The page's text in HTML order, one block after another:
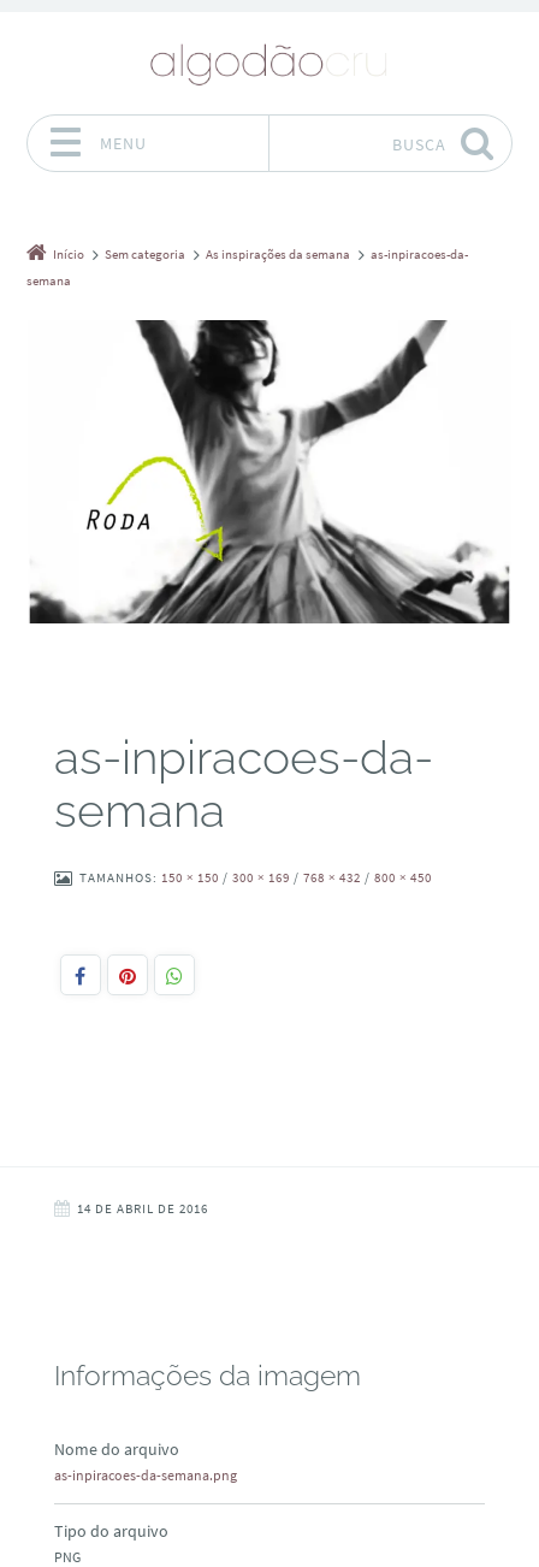
MENU BUSCA
Início Sem categoria As inspirações da semana
as-inpiracoes-da-
semana
as-inpiracoes-da-
semana
TAMANHOS: 150 × 150 / 300 × 169 / 768 × 432 / 800 × 450
14 DE ABRIL DE 2016
Informações da imagem
Nome do arquivo
as-inpiracoes-da-semana.png
Tipo do arquivo
PNG